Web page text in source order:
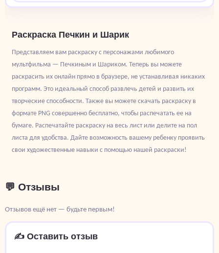
Раскраска Печкин и Шарик
Представляем вам раскраску с персонажами любимого
мультфильма — Печкиным и Шариком. Теперь вы можете
раскрасить их онлайн прямо в браузере, не устанавливая никаких
программ. Это идеальный способ развлечь детей и развить их
творческие способности. Также вы можете скачать раскраску в
формате PNG совершенно бесплатно, чтобы распечатать ее на
бумаге. Распечатайте раскраску на весь лист или делите на пол
листа для удобства. Дайте возможность вашему ребенку проявить
свои художественные навыки с помощью нашей раскраски!
💬 Отзывы
Отзывов ещё нет — будьте первым!
✍️ Оставить отзыв